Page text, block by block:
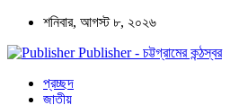
শনিবার, আগস্ট ৮, ২০২৬
Publisher - চট্টগ্রামের কন্ঠস্বর
প্রচ্ছদ
জাতীয়